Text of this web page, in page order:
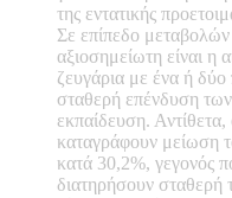
της εντατικής
Σε επίπεδο μεταβολών
αξιοσημείωτη είναι η
ζευγάρια με ένα ή δύο
σταθερή επένδυση
εκπαίδευση. Αντίθετα,
καταγράφουν μείωση
κατά 30,2%, γεγονός
διατηρήσουν σταθερή